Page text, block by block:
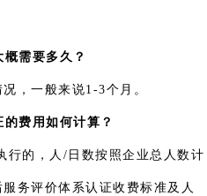
需要多久？
，一般来说1-3个月。
费用如何计算？
行的，人/日数按照企业总人数计
务评价体系认证收费标准及人